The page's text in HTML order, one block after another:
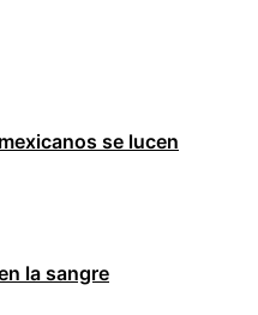
se lucen
la sangre